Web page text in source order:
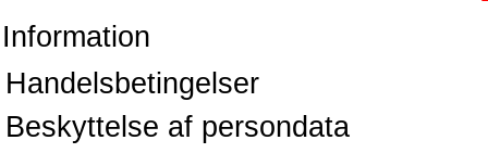
Information
Handelsbetingelser
Beskyttelse af persondata